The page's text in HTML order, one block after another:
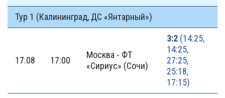
Тур 1 (Калининград, ДС «Янтарный»)
17.08 17:00
Москва - ФТ
«Сириус» (Сочи)
3:2 (14:25,
14:25,
27:25,
25:18,
17:15)